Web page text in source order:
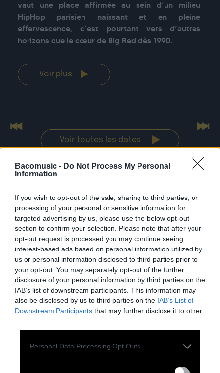
Bacomusic - Do Not Process My Personal
Information
If you wish to opt-out of the sale, sharing to third parties, or
processing of your personal or sensitive information for
targeted advertising by us, please use the below opt-out
section to confirm your selection. Please note that after your
opt-out request is processed you may continue seeing
interest-based ads based on personal information utilized by
us or personal information disclosed to third parties prior to
your opt-out. You may separately opt-out of the further
disclosure of your personal information by third parties on the
IAB’s list of downstream participants. This information may
also be disclosed by us to third parties on the IAB’s List of
Downstream Participants that may further disclose it to other
Personal Data Processing Opt Outs
vaut une place affirmée au sein d’un milieu
HipHop parisien naissant et en pleine
effervescence, c’est pourtant vers d’autres
horizons que le cœur de Big Red dès 1990.
Voir plus
Previous
Next
Voir toutes les dates
SESALBUMS
Previous